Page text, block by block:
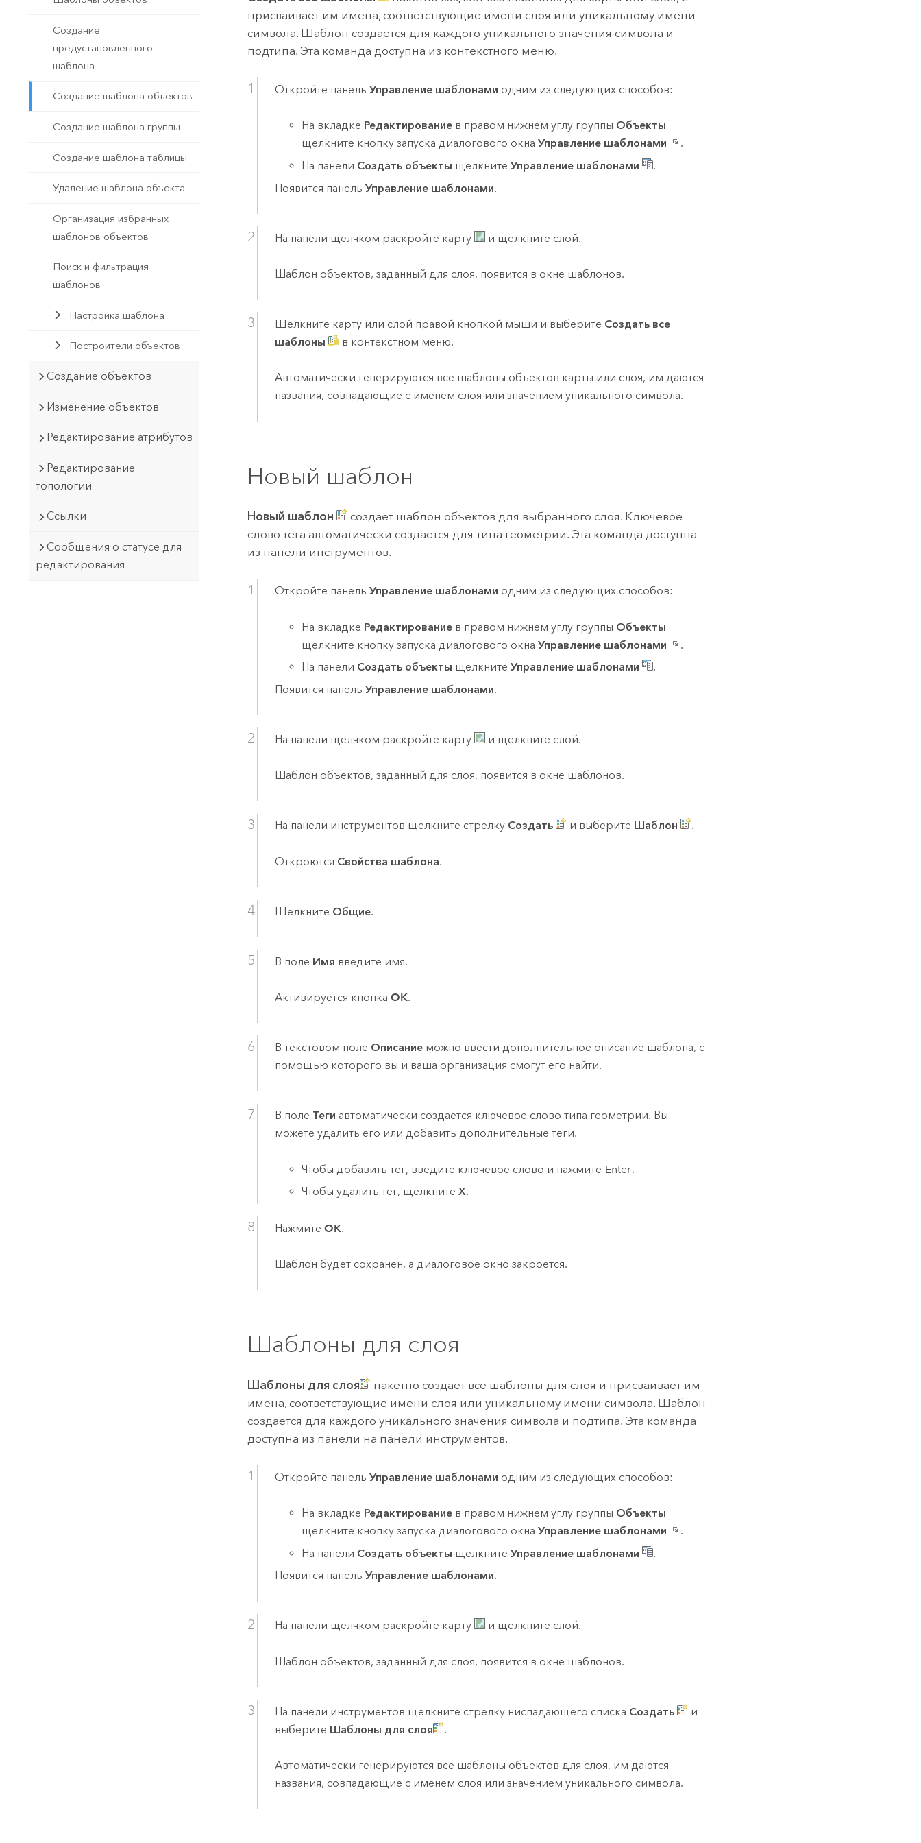
Создание
предустановленного
шаблона
Создание шаблона объектов
Создание шаблона группы
Создание шаблона таблицы
Удаление шаблона объекта
Организация избранных
шаблонов объектов
Поиск и фильтрация
шаблонов
Настройка шаблона
Построители объектов
Создание объектов
Изменение объектов
Редактирование атрибутов
Редактирование
топологии
Ссылки
Сообщения о статусе для
редактирования
присваивает им имена, соответствующие имени слоя или уникальному имени
символа. Шаблон создается для каждого уникального значения символа и
подтипа. Эта команда доступна из контекстного меню.
Откройте панельУправление шаблонами одним из следующих способов:
На вкладке Редактированиев правом нижнем углу группы Объекты
щелкните кнопку запуска диалогового окна Управление шаблонами
.
На панели Создать объекты щелкните Управление шаблонами
.
Появится панельУправление шаблонами.
На панели щелчком раскройте карту и щелкните слой.
Шаблон объектов, заданный для слоя, появится в окне шаблонов.
Щелкните карту или слой правой кнопкой мыши и выберите Создать все
шаблоны
в контекстном меню.
Автоматически генерируются все шаблоны объектов карты или слоя, им даются
названия, совпадающие с именем слоя или значением уникального символа.
Новый шаблон
Новый шаблон
создает шаблон объектов для выбранного слоя. Ключевое
слово тега автоматически создается для типа геометрии. Эта команда доступна
из панели инструментов.
Откройте панельУправление шаблонами одним из следующих способов:
На вкладке Редактированиев правом нижнем углу группы Объекты
щелкните кнопку запуска диалогового окна Управление шаблонами
.
На панели Создать объекты щелкните Управление шаблонами
.
Появится панельУправление шаблонами.
На панели щелчком раскройте карту и щелкните слой.
Шаблон объектов, заданный для слоя, появится в окне шаблонов.
На панели инструментов щелкните стрелку Создать и выберите Шаблон .
Откроются Свойства шаблона.
Щелкните Общие.
В поле Имя введите имя.
Активируется кнопкаOK.
В текстовом поле Описание можно ввести дополнительное описание шаблона, с
помощью которого вы и ваша организация смогут его найти.
В поле Теги автоматически создается ключевое слово типа геометрии. Вы
можете удалить его или добавить дополнительные теги.
Чтобы добавить тег, введите ключевое слово и нажмите Enter.
Чтобы удалить тег, щелкните X.
НажмитеOK.
Шаблон будет сохранен, а диалоговое окно закроется.
Шаблоны для слоя
Шаблоны для слоя
пакетно создает все шаблоны для слоя и присваивает им
имена, соответствующие имени слоя или уникальному имени символа. Шаблон
создается для каждого уникального значения символа и подтипа. Эта команда
доступна из панели на панели инструментов.
Откройте панельУправление шаблонами одним из следующих способов:
На вкладке Редактированиев правом нижнем углу группы Объекты
щелкните кнопку запуска диалогового окна Управление шаблонами
.
На панели Создать объекты щелкните Управление шаблонами
.
Появится панельУправление шаблонами.
На панели щелчком раскройте карту и щелкните слой.
Шаблон объектов, заданный для слоя, появится в окне шаблонов.
На панели инструментов щелкните стрелку ниспадающего списка Создать
и
выберите Шаблоны для слоя .
Автоматически генерируются все шаблоны объектов для слоя, им даются
названия, совпадающие с именем слоя или значением уникального символа.